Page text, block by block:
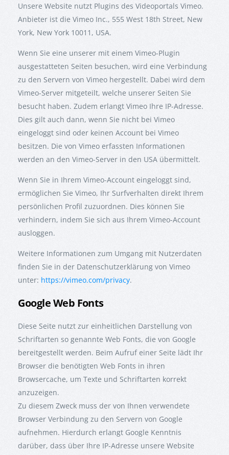
Unsere Website nutzt Plugins des Videoportals Vimeo.
Anbieter ist die Vimeo Inc., 555 West 18th Street, New
York, New York 10011, USA.
Wenn Sie eine unserer mit einem Vimeo-Plugin
ausgestatteten Seiten besuchen, wird eine Verbindung
zu den Servern von Vimeo hergestellt. Dabei wird dem
Vimeo-Server mitgeteilt, welche unserer Seiten Sie
besucht haben. Zudem erlangt Vimeo Ihre IP-Adresse.
Dies gilt auch dann, wenn Sie nicht bei Vimeo
eingeloggt sind oder keinen Account bei Vimeo
besitzen. Die von Vimeo erfassten Informationen
werden an den Vimeo-Server in den USA übermittelt.
Wenn Sie in Ihrem Vimeo-Account eingeloggt sind,
ermöglichen Sie Vimeo, Ihr Surfverhalten direkt Ihrem
persönlichen Profil zuzuordnen. Dies können Sie
verhindern, indem Sie sich aus Ihrem Vimeo-Account
ausloggen.
Weitere Informationen zum Umgang mit Nutzerdaten
finden Sie in der Datenschutzerklärung von Vimeo
unter: https://vimeo.com/privacy.
Google Web Fonts
Diese Seite nutzt zur einheitlichen Darstellung von
Schriftarten so genannte Web Fonts, die von Google
bereitgestellt werden. Beim Aufruf einer Seite lädt Ihr
Browser die benötigten Web Fonts in ihren
Browsercache, um Texte und Schriftarten korrekt
anzuzeigen.
Zu diesem Zweck muss der von Ihnen verwendete
Browser Verbindung zu den Servern von Google
aufnehmen. Hierdurch erlangt Google Kenntnis
darüber, dass über Ihre IP-Adresse unsere Website